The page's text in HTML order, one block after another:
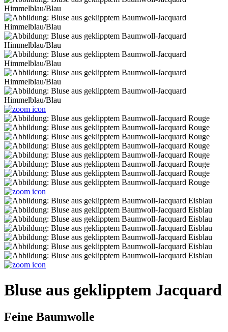
Bluse aus geklipptem Jacquard
Feine Baumwolle